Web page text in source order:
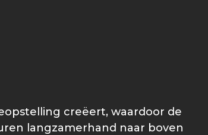
creëert, waardoor de
langzamerhand naar boven